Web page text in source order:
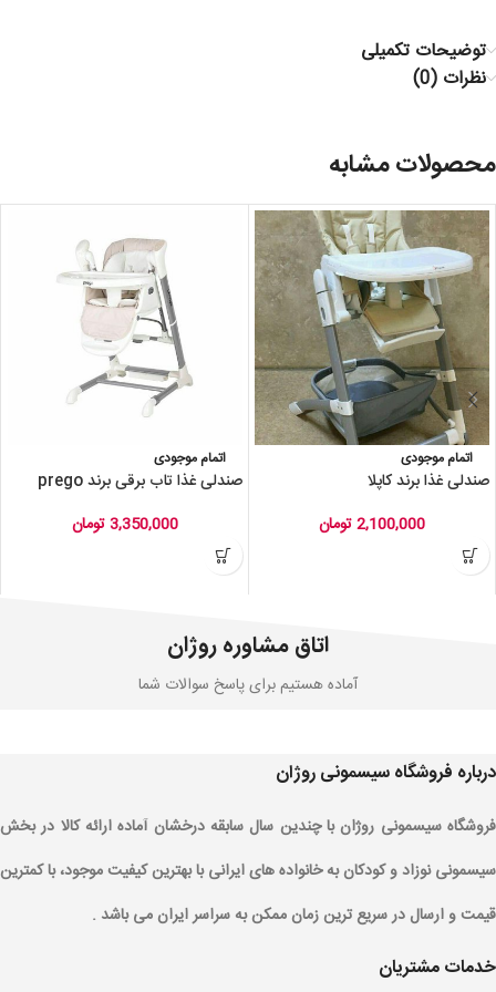
توضیحات تکمیلی
نظرات (0)
محصولات مشابه
اتمام موجودی
صندلی غذا برند کاپلا
2,100,000تومان
اتمام موجودی
صندلی غذا تاب برقی برند prego
3,350,000 تومان
اتاق مشاوره روژان
آماده هستیم برای پاسخ سوالات شما
درباره فروشگاه سیسمونی روژان
فروشگاه سیسمونی روژان با چندین سال سابقه درخشان آماده ارائه کالا در بخش
سیسمونی نوزاد و کودکان به خانواده های ایرانی با بهترین کیفیت موجود، با کمترین
قیمت و ارسال در سریع ترین زمان ممکن به سراسر ایران می باشد .
خدمات مشتریان